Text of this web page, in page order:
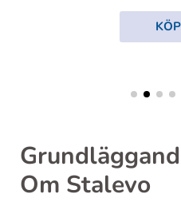
Om Stalevo